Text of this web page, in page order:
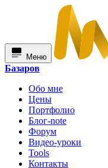
Меню
Базаров
Обо мне
Цены
Портфолио
Блог-note
Форум
Видео-уроки
Tools
Контакты